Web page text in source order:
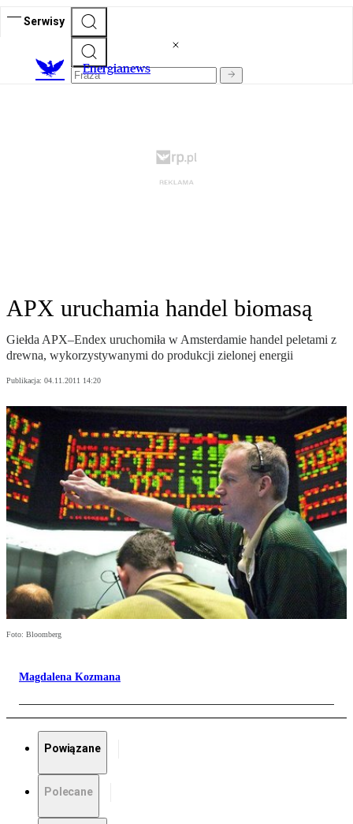
Serwisy
Energianews
APX uruchamia handel biomasą
Giełda APX–Endex uruchomiła w Amsterdamie handel peletami z
drewna, wykorzystywanymi do produkcji zielonej energii
Publikacja: 04.11.2011 14:20
Foto: Bloomberg
Magdalena Kozmana
Powiązane
Polecane